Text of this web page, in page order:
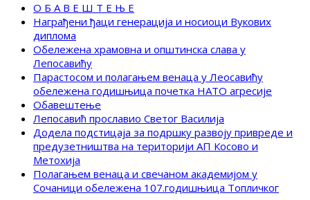
О Б А В Е Ш Т Е Њ Е
Награђени ђаци генерација и носиоци Вукових
диплома
Обележена храмовна и општинска слава у
Лепосавићу
Парастосом и полагањем венаца у Леосавићу
обележена годишњица почетка НАТО агресије
Обавештење
Лепосавић прославио Светог Василија
Додела подстицаја за подршку развоју привреде и
предузетништва на територији АП Косово и
Метохија
Полагањем венаца и свечаном академијом у
Сочаници обележена 107.годишњица Топличког